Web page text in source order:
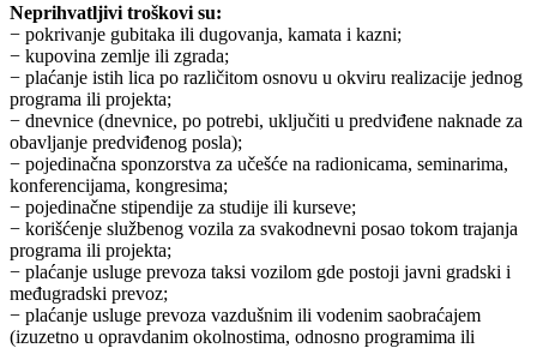
Neprihvatljivi troškovi su:
− pokrivanje gubitaka ili dugovanja, kamata i kazni;
− kupovina zemlje ili zgrada;
− plaćanje istih lica po različitom osnovu u okviru realizacije jednog
programa ili projekta;
− dnevnice (dnevnice, po potrebi, uključiti u predviđene naknade za
obavljanje predviđenog posla);
− pojedinačna sponzorstva za učešće na radionicama, seminarima,
konferencijama, kongresima;
− pojedinačne stipendije za studije ili kurseve;
− korišćenje službenog vozila za svakodnevni posao tokom trajanja
programa ili projekta;
− plaćanje usluge prevoza taksi vozilom gde postoji javni gradski i
međugradski prevoz;
− plaćanje usluge prevoza vazdušnim ili vodenim saobraćajem
(izuzetno u opravdanim okolnostima, odnosno programima ili